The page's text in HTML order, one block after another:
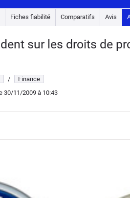
Fiches fiabilité Comparatifs Avis
sur les droits de
/
Finance
30/11/2009à 10:43